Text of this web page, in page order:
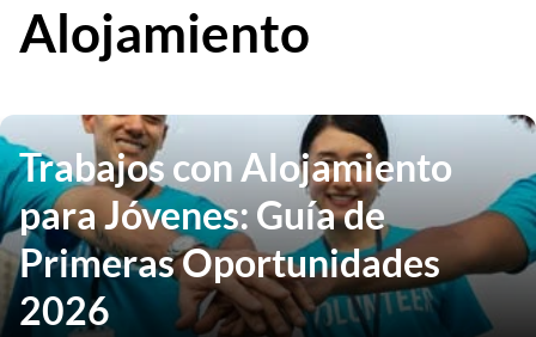
Alojamiento
Trabajos con Alojamiento
para Jóvenes: Guía de
Primeras Oportunidades
2026